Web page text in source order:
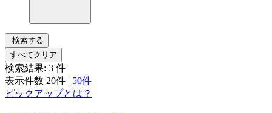
検索する
すべてクリア
検索結果: 3 件
表示件数 20件 | 50件
ピックアップとは？